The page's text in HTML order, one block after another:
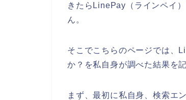
きたらLinePay（ラインペイ
ん。
そこでこちらのページでは、
か？を私自身が調べた結果を
まず、最初に私自身、検索エ